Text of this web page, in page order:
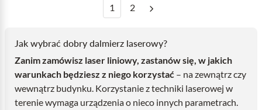
1 2
Jak wybrać dobry dalmierz laserowy?
Zanim zamówisz laser liniowy, zastanów się, w jakich
warunkach będziesz z niego korzystać – na zewnątrz czy
wewnątrz budynku. Korzystanie z techniki laserowej w
terenie wymaga urządzenia o nieco innych parametrach.